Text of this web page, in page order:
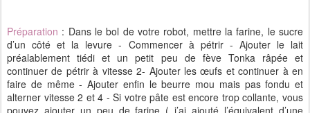
Préparation : Dans le bol de votre robot, mettre la farine, le sucre
d’un côté et la levure - Commencer à pétrir - Ajouter le lait
préalablement tiédi et un petit peu de fève Tonka râpée et
continuer de pétrir à vitesse 2- Ajouter les œufs et continuer à en
faire de même - Ajouter enfin le beurre mou mais pas fondu et
alterner vitesse 2 et 4 - Si votre pâte est encore trop collante, vous